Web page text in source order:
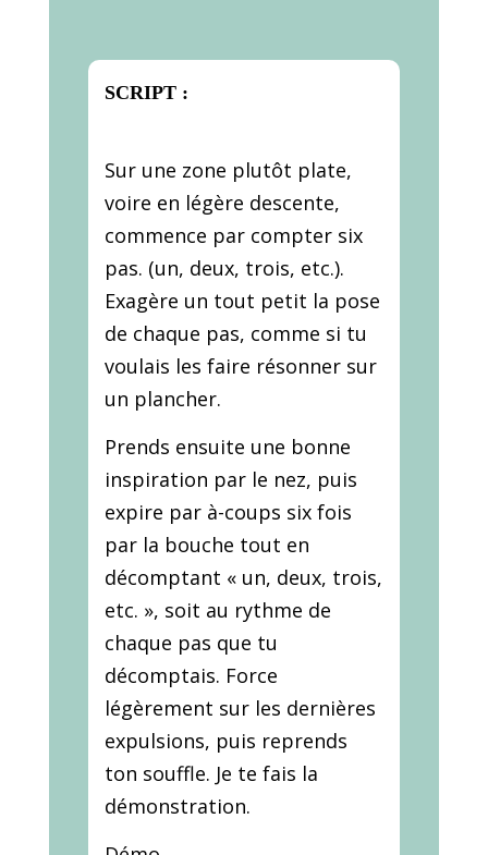
SCRIPT :
Sur une zone plutôt plate,
voire en légère descente,
commence par compter six
pas. (un, deux, trois, etc.).
Exagère un tout petit la pose
de chaque pas, comme si tu
voulais les faire résonner sur
un plancher.
Prends ensuite une bonne
inspiration par le nez, puis
expire par à-coups six fois
par la bouche tout en
décomptant « un, deux, trois,
etc. », soit au rythme de
chaque pas que tu
décomptais. Force
légèrement sur les dernières
expulsions, puis reprends
ton souffle. Je te fais la
démonstration.